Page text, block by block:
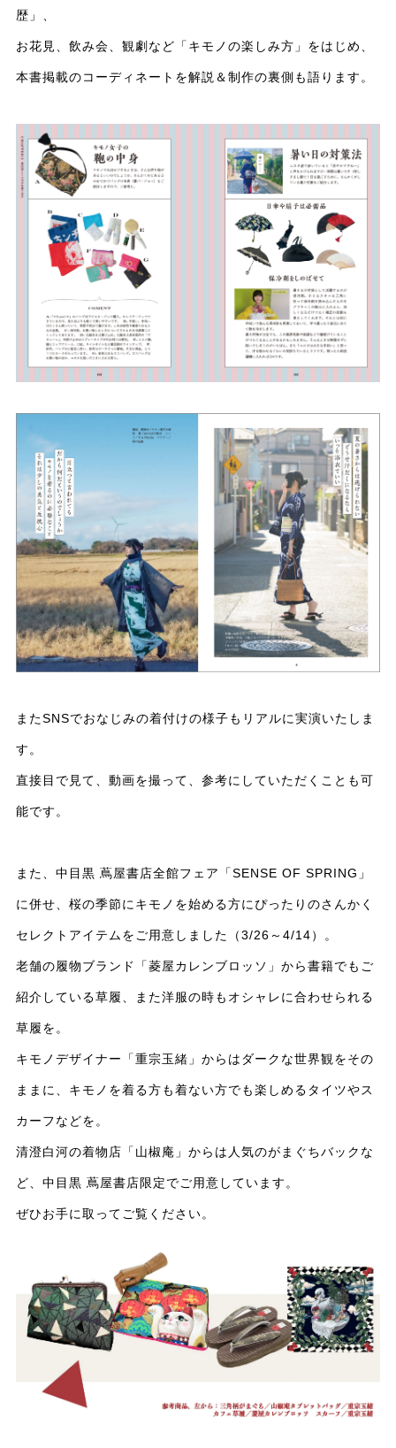
歴」、
お花見、飲み会、観劇など「キモノの楽しみ方」をはじめ、
本書掲載のコーディネートを解説＆制作の裏側も語ります。
またSNSでおなじみの着付けの様子もリアルに実演いたしま
す。
直接目で見て、動画を撮って、参考にしていただくことも可
能です。
また、中目黒 蔦屋書店全館フェア「SENSE OF SPRING」
に併せ、桜の季節にキモノを始める方にぴったりのさんかく
セレクトアイテムをご用意しました（3/26～4/14）。
老舗の履物ブランド「菱屋カレンブロッソ」から書籍でもご
紹介している草履、また洋服の時もオシャレに合わせられる
草履を。
キモノデザイナー「重宗玉緒」からはダークな世界観をその
ままに、キモノを着る方も着ない方でも楽しめるタイツやス
カーフなどを。
清澄白河の着物店「山椒庵」からは人気のがまぐちバックな
ど、中目黒 蔦屋書店限定でご用意しています。
ぜひお手に取ってご覧ください。